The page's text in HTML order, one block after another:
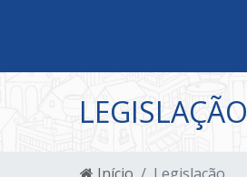
LEGISLAÇÃO
Início Legislação